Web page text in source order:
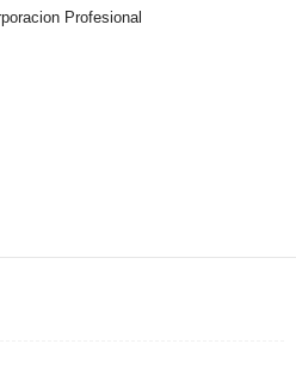
Profesional